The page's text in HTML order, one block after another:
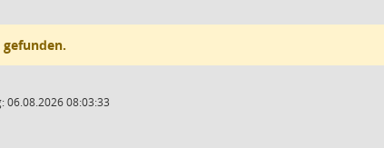
gefunden.
06.08.2026 08:03:33